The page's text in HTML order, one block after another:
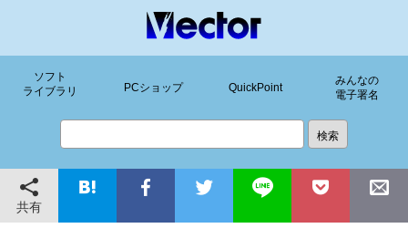
ソフト
ライブラリ
PCショップ QuickPoint
みんなの
電子署名
共有